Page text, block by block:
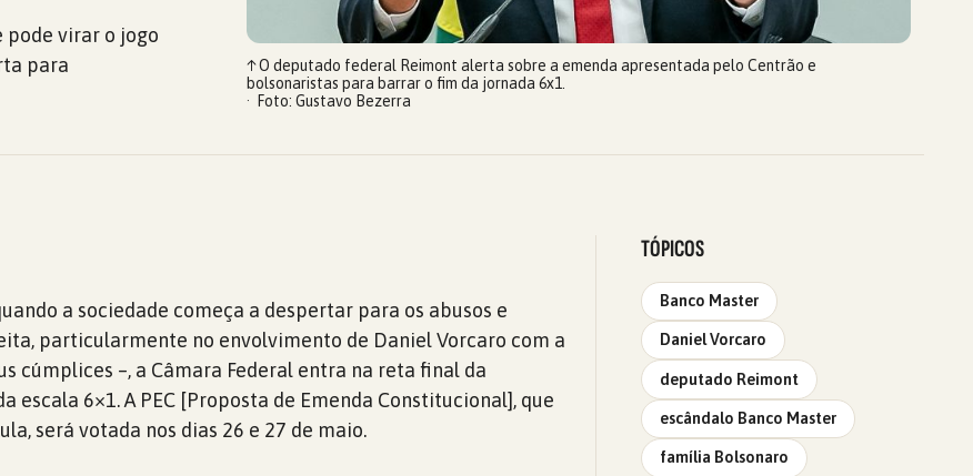
pode virar o jogo
para
↑O deputado federal Reimont alerta sobre a emenda apresentada pelo Centrão e
bolsonaristas para barrar o fim da jornada 6x1.
Foto: Gustavo Bezerra
a sociedade começa a despertar para os abusos e
particularmente no envolvimento de Daniel Vorcaro com a
cúmplices –, a Câmara Federal entra na reta final da
escala 6×1. A PEC [Proposta de Emenda Constitucional], que
será votada nos dias 26 e 27 de maio.
TÓPICOS
Banco Master
Daniel Vorcaro
deputado Reimont
escândalo Banco Master
família Bolsonaro